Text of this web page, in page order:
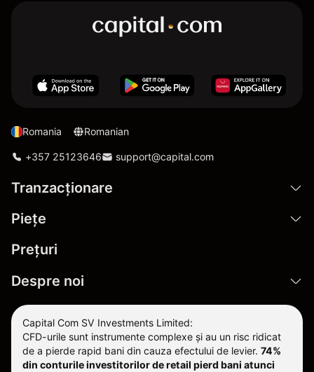
Romania Romanian
+357 25123646 support@capital.com
Tranzacționare
Pieţe
Prețuri
Despre noi
Capital Com SV Investments Limited:
CFD-urile sunt instrumente complexe și au un risc ridicat
de a pierde rapid bani din cauza efectului de levier. 74%
din conturile investitorilor de retail pierd bani atunci